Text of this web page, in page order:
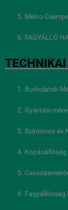
Metro
FAGYÁLLÓ
TECHNIKAI
Burkolatok
Gyártási
Színtónus és
Kopásállóság
Fagyállósság